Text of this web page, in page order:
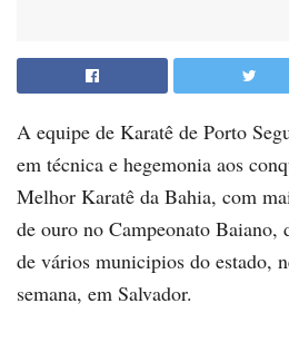
A equipe de Karatê de Porto
em técnica e hegemonia aos
Melhor Karatê da Bahia, com
de ouro no Campeonato Baiano,
de vários municipios do estado,
semana, em Salvador.